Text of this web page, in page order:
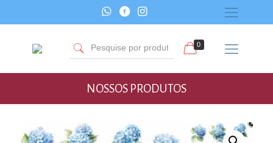
0
NOSSOS PRODUTOS